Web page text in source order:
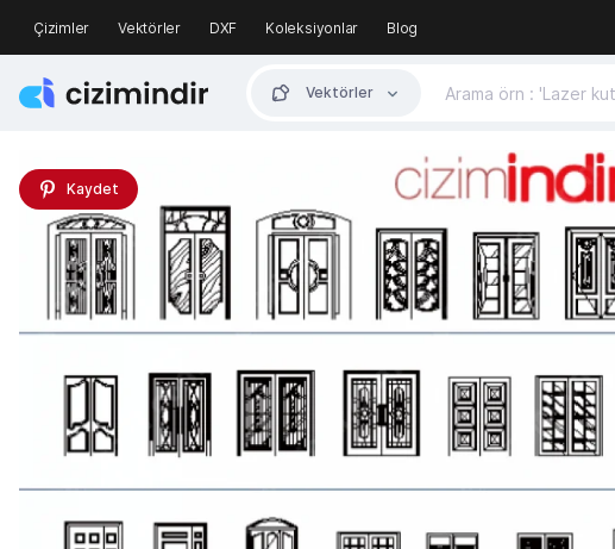
Çizimler Vektörler DXF Koleksiyonlar Blog
Vektörler
Kaydet